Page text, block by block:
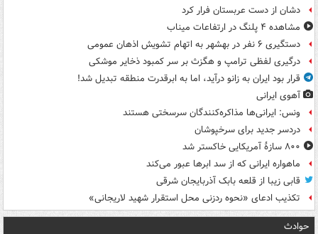
دشان از دست عربستان فرار کرد
مشاهده ۴ پلنگ در ارتفاعات میناب
دستگیری ۶ نفر در بهشهر به اتهام تشویش اذهان عمومی
درگیری لفظی ترامپ و هگزث بر سر کمبود ذخایر موشکی
قرار بود ایران به زانو درآید، اما به ابرقدرت منطقه تبدیل شد!
آهوی ایرانی
ونس: ایرانی‌ها مذاکره‌کنندگان سرسختی هستند
دردسر جدید برای سرخپوشان
۸۰۰ سازۀ آمریکایی خاکستر شد
ماهواره ایرانی که از سد ابرها عبور می‌کند
قابی زیبا از قلعه بابک آذربایجان شرقی
تکذیب ادعای «نحوه ردزنی محل استقرار شهید لاریجانی»
حوادث